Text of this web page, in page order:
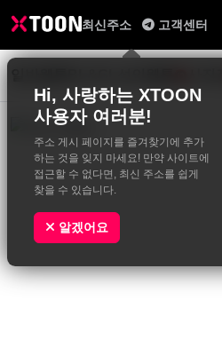
최신주소
Hi, 사랑하는 XTOON
사용자 여러분!
주소 게시 페이지를 즐겨찾기에 추가
하는 것을 잊지 마세요! 만약 사이트에
접근할 수 없다면, 최신 주소를 쉽게
찾을 수 있습니다.
알겠어요
고객센터